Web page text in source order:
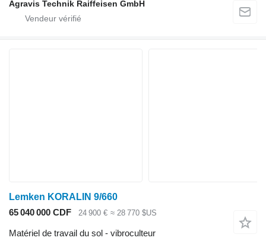
Agravis Technik Raiffeisen GmbH
Lemken KORALIN 9/660
65 040 000 CDF
24 900 € ≈ 28 770 $US
Matériel de travail du sol - vibroculteur